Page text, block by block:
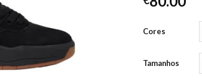
Cores
Tamanhos